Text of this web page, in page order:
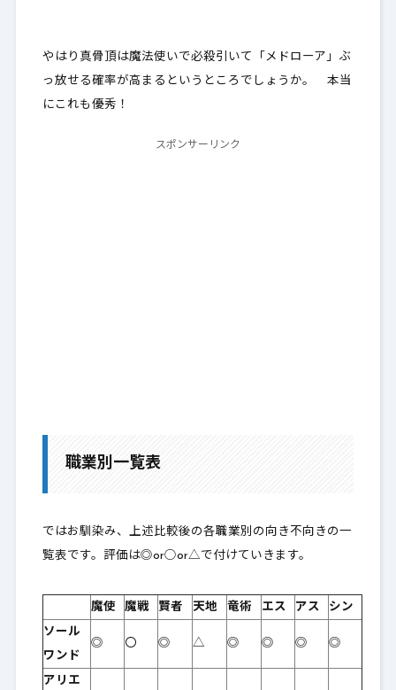
やはり真骨頂は魔法使いで必殺引いて「メドローア」ぶ
っ放せる確率が高まるというところでしょうか。 本当
にこれも優秀！
スポンサーリンク
職業別一覧表
ではお馴染み、上述比較後の各職業別の向き不向きの一
覧表です。評価は◎or○or△で付けていきます。
魔使 魔戦 賢者 天地 竜術 エス アス シン
ソール
ワンド
◎ 〇 ◎ △ ◎ ◎ ◎ ◎
アリエ